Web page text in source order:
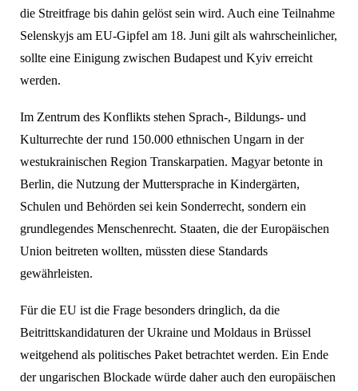
die Streitfrage bis dahin gelöst sein wird. Auch eine Teilnahme
Selenskyjs am EU-Gipfel am 18. Juni gilt als wahrscheinlicher,
sollte eine Einigung zwischen Budapest und Kyiv erreicht
werden.
Im Zentrum des Konflikts stehen Sprach-, Bildungs- und
Kulturrechte der rund 150.000 ethnischen Ungarn in der
westukrainischen Region Transkarpatien. Magyar betonte in
Berlin, die Nutzung der Muttersprache in Kindergärten,
Schulen und Behörden sei kein Sonderrecht, sondern ein
grundlegendes Menschenrecht. Staaten, die der Europäischen
Union beitreten wollten, müssten diese Standards
gewährleisten.
Für die EU ist die Frage besonders dringlich, da die
Beitrittskandidaturen der Ukraine und Moldaus in Brüssel
weitgehend als politisches Paket betrachtet werden. Ein Ende
der ungarischen Blockade würde daher auch den europäischen